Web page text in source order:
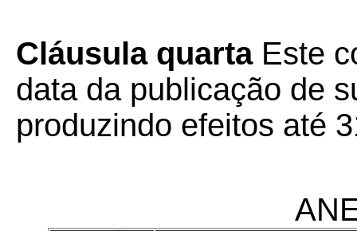
Cláusula quartaEste
data da publicação de
produzindo efeitos até